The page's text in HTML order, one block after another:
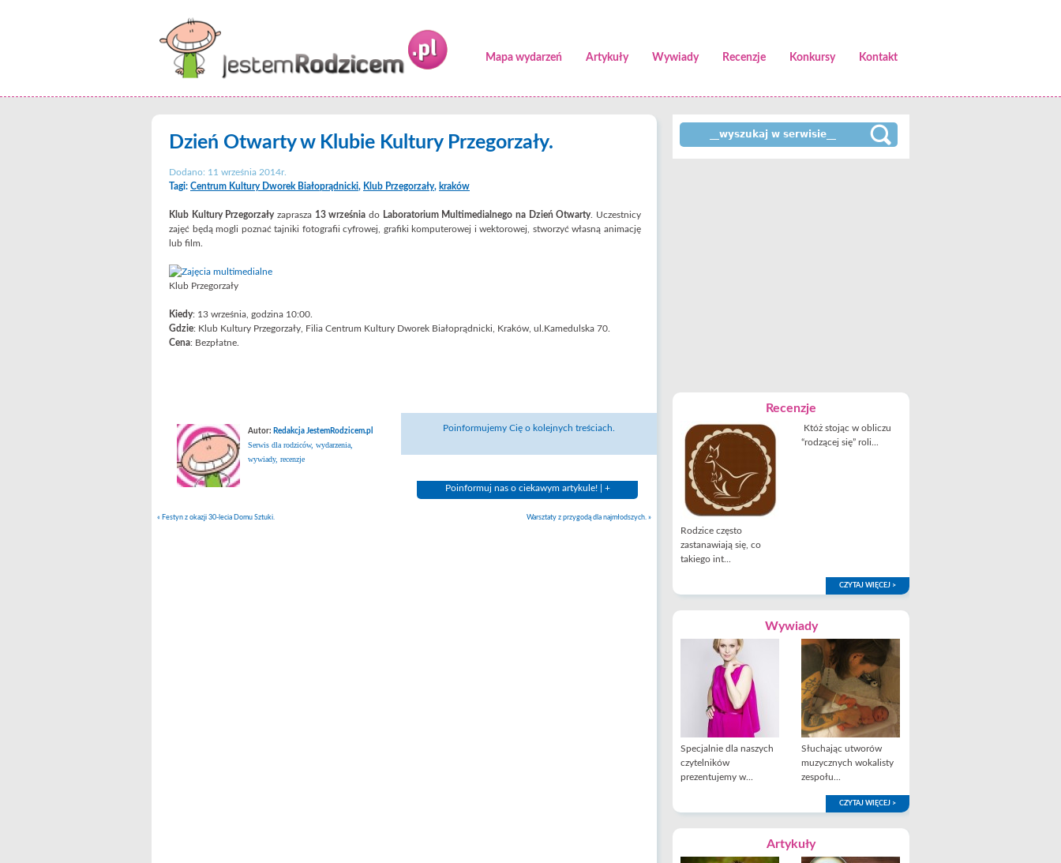
Mapa wydarzeń Artykuły Wywiady Recenzje Konkursy Kontakt
Dzień Otwarty w Klubie Kultury Przegorzały.
Dodano: 11 września 2014r.
Tagi: Centrum Kultury Dworek Białoprądnicki, Klub Przegorzały, kraków
Klub Kultury Przegorzałyzaprasza 13 września do Laboratorium Multimedialnego na Dzień Otwarty. Uczestnicy
zajęć będą mogli poznać tajniki fotografii cyfrowej, grafiki komputerowej i wektorowej, stworzyć własną animację
lub film.
Klub Przegorzały
Kiedy: 13 września, godzina 10:00.
Gdzie: Klub Kultury Przegorzały, Filia Centrum Kultury Dworek Białoprądnicki, Kraków, ul.Kamedulska 70.
Cena: Bezpłatne.
Autor: Redakcja JestemRodzicem.pl
Serwis dla rodziców, wydarzenia,
wywiady, recenzje
Poinformujemy Cię o kolejnych treściach.
Poinformuj nas o ciekawym artykule! | +
« Festyn z okazji 30-lecia Domu Sztuki. Warsztaty z przygodą dla najmłodszych. »
Recenzje
Rodzice często
zastanawiają się, co
takiego int...
Któż stojąc w obliczu
“rodzącej się” roli...
CZYTAJ WIĘCEJ >
Wywiady
Specjalnie dla naszych
czytelników
prezentujemy w...
Słuchając utworów
muzycznych wokalisty
zespołu...
CZYTAJ WIĘCEJ >
Artykuły